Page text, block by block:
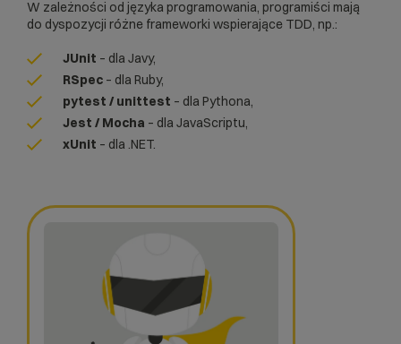
W zależności od języka programowania, programiści mają
do dyspozycji różne frameworki wspierające TDD, np.:
JUnit – dla Javy,
RSpec – dla Ruby,
pytest / unittest – dla Pythona,
Jest / Mocha – dla JavaScriptu,
xUnit – dla .NET.